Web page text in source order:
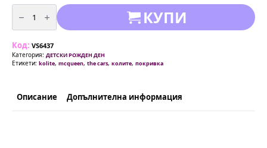
количество
за
Маккуин
Покривка
-120
x
180
см
КУПИ
Код: VS6437
Категория: ДЕТСКИ РОЖДЕН ДЕН
Етикети: kolite, mcqueen, the cars, колите, покривка
Описание Допълнителна информация